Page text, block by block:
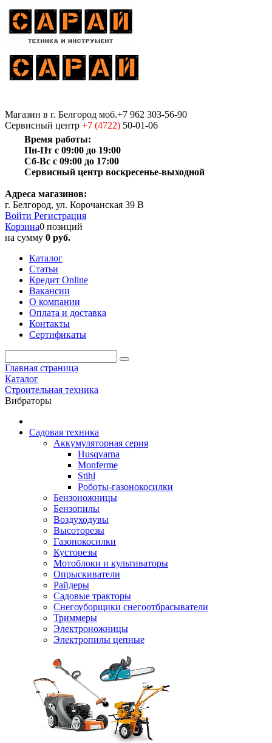
Магазин в г. Белгород моб.+7 962 303-56-90
Сервисный центр +7 (4722) 50-01-06
Время работы:
Пн-Пт с 09:00 до 19:00
Сб-Вс с 09:00 до 17:00
Сервисный центр воскресенье-выходной
Адреса магазинов:
г. Белгород, ул. Корочанская 39 В
Войти Регистрация
Корзина0 позиций
на сумму 0 руб.
Каталог
Статьи
Кредит Online
Вакансии
О компании
Оплата и доставка
Контакты
Сертификаты
Главная страница
Каталог
Строительная техника
Вибраторы
Садовая техника
Аккумуляторная серия
Husqvarna
Monferme
Stihl
Роботы-газонокосилки
Бензоножницы
Бензопилы
Воздухо­дувы
Высоторезы
Газонокосилки
Кусторезы
Мотоблоки и культиваторы
Опрыскиватели
Райдеры
Садовые тракторы
Снегоуборщики снегоотбрасыватели
Триммеры
Электроножницы
Электропилы цепные